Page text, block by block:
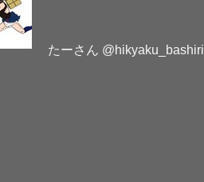
たーさん @hikyaku_bashiri